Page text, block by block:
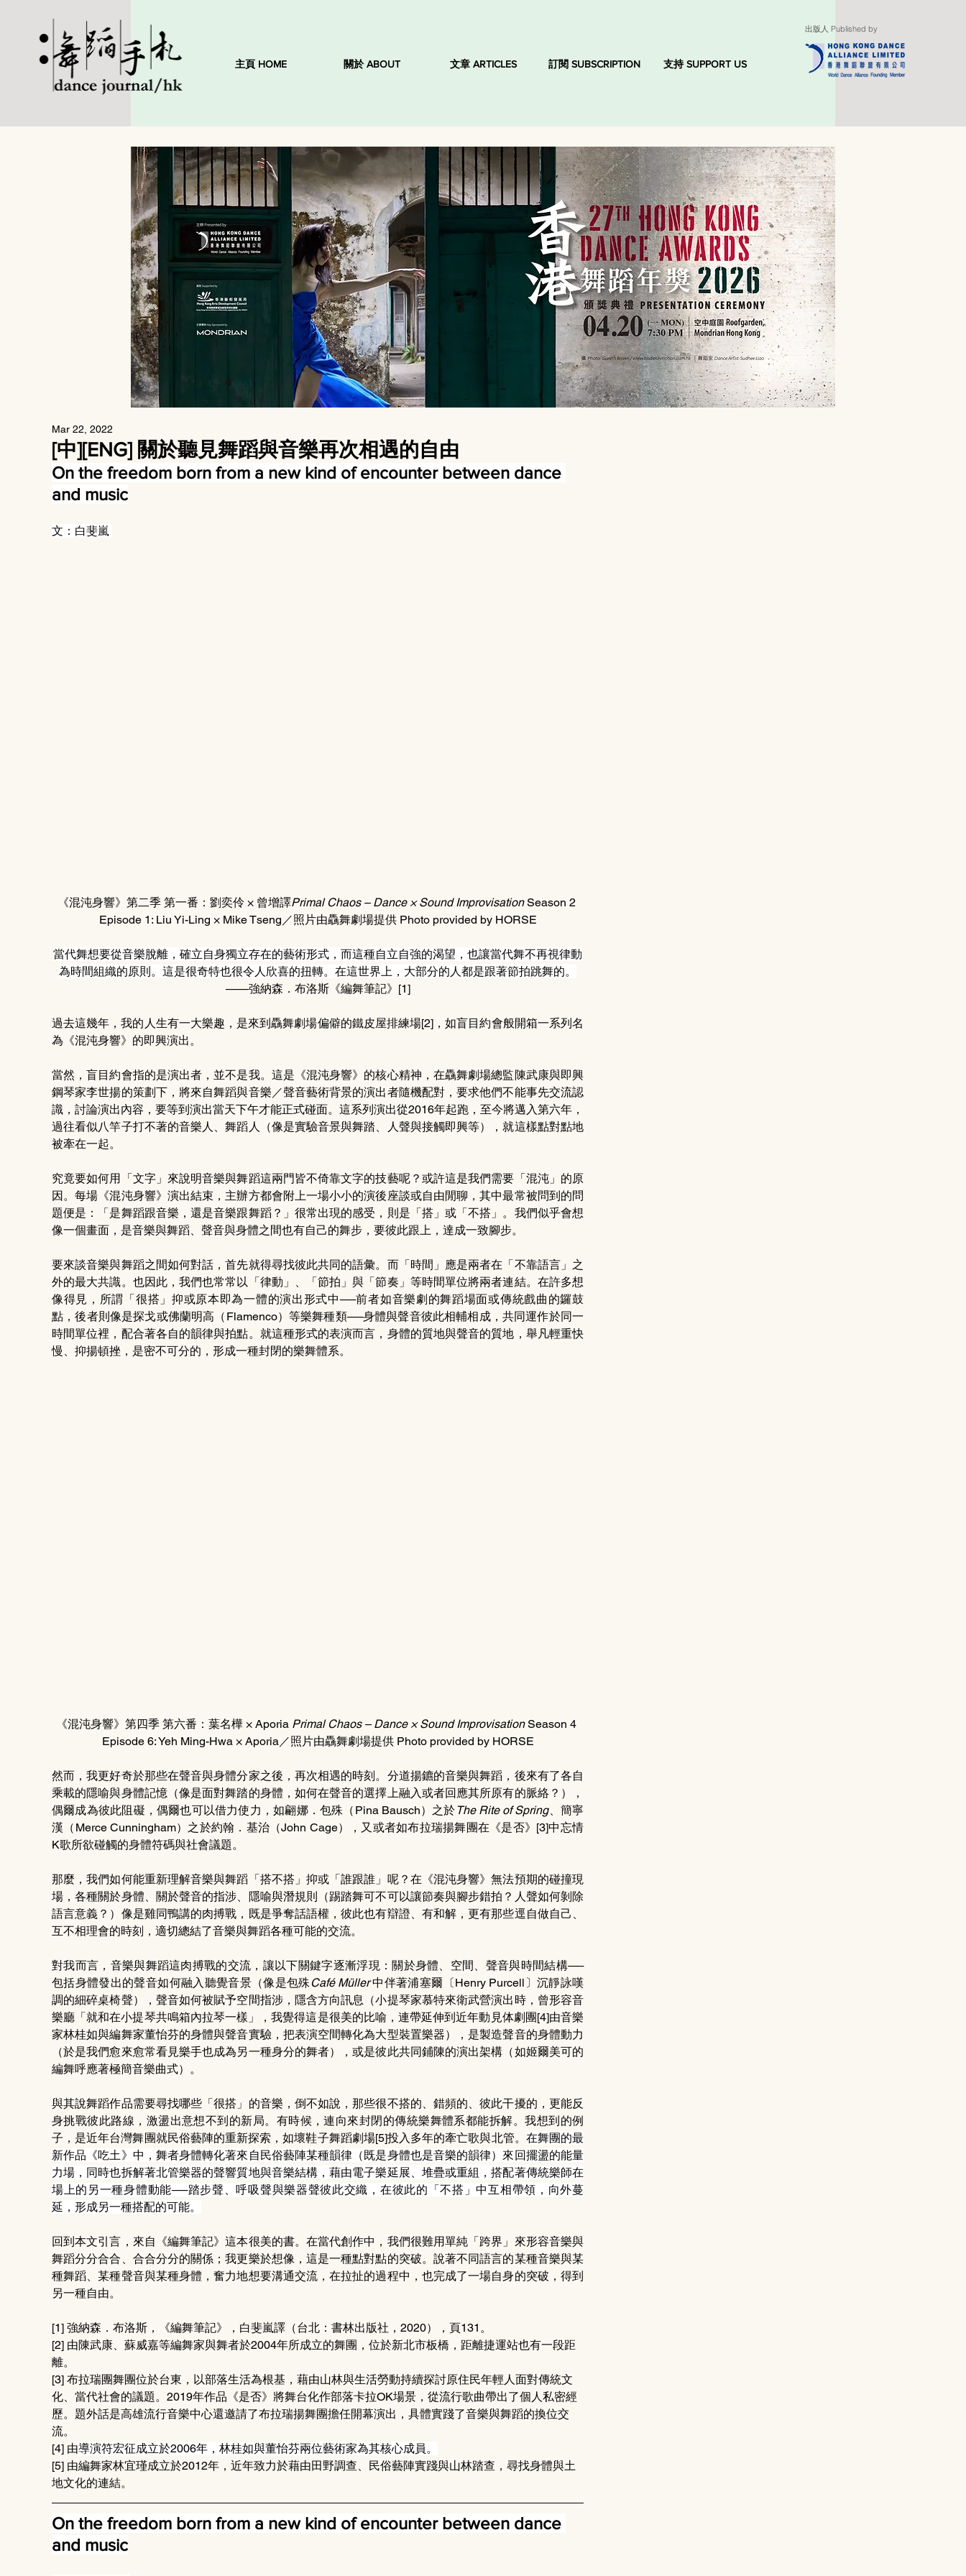
主頁 HOME 關於 ABOUT 文章 ARTICLES 訂閱 SUBSCRIPTION 支持 SUPPORT US
出版人 Published by
[中][ENG] 關於聽見舞蹈與音樂再次相遇的自由
Mar 22, 2022
On the freedom born from a new kind of encounter between dance
and music
文：白斐嵐
《混沌身響》第二季 第一番：劉奕伶 × 曾增譯Primal Chaos – Dance × Sound Improvisation Season 2
Episode 1: Liu Yi-Ling × Mike Tseng／照片由驫舞劇場提供 Photo provided by HORSE
當代舞想要從音樂脫離，確立自身獨立存在的藝術形式，而這種自立自強的渴望，也讓當代舞不再視律動
為時間組織的原則。這是很奇特也很令人欣喜的扭轉。在這世界上，大部分的人都是跟著節拍跳舞的。
——強納森．布洛斯《編舞筆記》[1]
過去這幾年，我的人生有一大樂趣，是來到驫舞劇場偏僻的鐵皮屋排練場[2]，如盲目約會般開箱一系列名
為《混沌身響》的即興演出。
當然，盲目約會指的是演出者，並不是我。這是《混沌身響》的核心精神，在驫舞劇場總監陳武康與即興
鋼琴家李世揚的策劃下，將來自舞蹈與音樂／聲音藝術背景的演出者隨機配對，要求他們不能事先交流認
識，討論演出內容，要等到演出當天下午才能正式碰面。這系列演出從2016年起跑，至今將邁入第六年，
過往看似八竿子打不著的音樂人、舞蹈人（像是實驗音景與舞踏、人聲與接觸即興等），就這樣點對點地
被牽在一起。
究竟要如何用「文字」來說明音樂與舞蹈這兩門皆不倚靠文字的技藝呢？或許這是我們需要「混沌」的原
因。每場《混沌身響》演出結束，主辦方都會附上一場小小的演後座談或自由閒聊，其中最常被問到的問
題便是：「是舞蹈跟音樂，還是音樂跟舞蹈？」很常出現的感受，則是「搭」或「不搭」。我們似乎會想
像一個畫面，是音樂與舞蹈、聲音與身體之間也有自己的舞步，要彼此跟上，達成一致腳步。
要來談音樂與舞蹈之間如何對話，首先就得尋找彼此共同的語彙。而「時間」應是兩者在「不靠語言」之
外的最大共識。也因此，我們也常常以「律動」、「節拍」與「節奏」等時間單位將兩者連結。在許多想
像得見，所謂「很搭」抑或原本即為一體的演出形式中──前者如音樂劇的舞蹈場面或傳統戲曲的鑼鼓
點，後者則像是探戈或佛蘭明高（Flamenco）等樂舞種類──身體與聲音彼此相輔相成，共同運作於同一
時間單位裡，配合著各自的韻律與拍點。就這種形式的表演而言，身體的質地與聲音的質地，舉凡輕重快
慢、抑揚頓挫，是密不可分的，形成一種封閉的樂舞體系。
《混沌身響》第四季 第六番：葉名樺 × Aporia Primal Chaos – Dance × Sound Improvisation Season 4
Episode 6: Yeh Ming-Hwa × Aporia／照片由驫舞劇場提供 Photo provided by HORSE
然而，我更好奇於那些在聲音與身體分家之後，再次相遇的時刻。分道揚鑣的音樂與舞蹈，後來有了各自
乘載的隱喻與身體記憶（像是面對舞踏的身體，如何在聲音的選擇上融入或者回應其所原有的脈絡？），
偶爾成為彼此阻礙，偶爾也可以借力使力，如翩娜．包殊（Pina Bausch）之於The Rite of Spring、簡寧
漢（Merce Cunningham）之於約翰．基治（John Cage），又或者如布拉瑞揚舞團在《是否》[3]中忘情
K歌所欲碰觸的身體符碼與社會議題。
那麼，我們如何能重新理解音樂與舞蹈「搭不搭」抑或「誰跟誰」呢？在《混沌身響》無法預期的碰撞現
場，各種關於身體、關於聲音的指涉、隱喻與潛規則（踢踏舞可不可以讓節奏與腳步錯拍？人聲如何剝除
語言意義？）像是雞同鴨講的肉搏戰，既是爭奪話語權，彼此也有辯證、有和解，更有那些逕自做自己、
互不相理會的時刻，適切總結了音樂與舞蹈各種可能的交流。
對我而言，音樂與舞蹈這肉搏戰的交流，讓以下關鍵字逐漸浮現：關於身體、空間、聲音與時間結構──
包括身體發出的聲音如何融入聽覺音景（像是包殊Café Müller 中伴著浦塞爾〔Henry Purcell〕沉靜詠嘆
調的細碎桌椅聲），聲音如何被賦予空間指涉，隱含方向訊息（小提琴家慕特來衛武營演出時，曾形容音
樂廳「就和在小提琴共鳴箱內拉琴一樣」，我覺得這是很美的比喻，連帶延伸到近年動見体劇團[4]由音樂
家林桂如與編舞家董怡芬的身體與聲音實驗，把表演空間轉化為大型裝置樂器），是製造聲音的身體動力
（於是我們愈來愈常看見樂手也成為另一種身分的舞者），或是彼此共同鋪陳的演出架構（如姬爾美可的
編舞呼應著極簡音樂曲式）。
與其說舞蹈作品需要尋找哪些「很搭」的音樂，倒不如說，那些很不搭的、錯頻的、彼此干擾的，更能反
身挑戰彼此路線，激盪出意想不到的新局。有時候，連向來封閉的傳統樂舞體系都能拆解。我想到的例
子，是近年台灣舞團就民俗藝陣的重新探索，如壞鞋子舞蹈劇場[5]投入多年的牽亡歌與北管。 在舞團的最
新作品《吃土》中，舞者身體轉化著來自民俗藝陣某種韻律（既是身體也是音樂的韻律）來回擺盪的能量
力場，同時也拆解著北管樂器的聲響質地與音樂結構，藉由電子樂延展、堆疊或重組，搭配著傳統樂師在
場上的另一種身體動能──踏步聲、呼吸聲與樂器聲彼此交織，在彼此的「不搭」中互相帶領，向外蔓
延，形成另一種搭配的可能。
回到本文引言，來自《編舞筆記》這本很美的書。在當代創作中，我們很難用單純「跨界」來形容音樂與
舞蹈分分合合、合合分分的關係；我更樂於想像，這是一種點對點的突破。說著不同語言的某種音樂與某
種舞蹈、某種聲音與某種身體，奮力地想要溝通交流，在拉扯的過程中，也完成了一場自身的突破，得到
另一種自由。
[1] 強納森．布洛斯，《編舞筆記》，白斐嵐譯（台北：書林出版社，2020），頁131。
[2] 由陳武康、蘇威嘉等編舞家與舞者於2004年所成立的舞團，位於新北市板橋，距離捷運站也有一段距
離。
[3] 布拉瑞團舞團位於台東，以部落生活為根基，藉由山林與生活勞動持續探討原住民年輕人面對傳統文
化、當代社會的議題。2019年作品《是否》將舞台化作部落卡拉OK場景，從流行歌曲帶出了個人私密經
歷。題外話是高雄流行音樂中心還邀請了布拉瑞揚舞團擔任開幕演出，具體實踐了音樂與舞蹈的換位交
流。
[4] 由導演符宏征成立於2006年，林桂如與董怡芬兩位藝術家為其核心成員。
[5] 由編舞家林宜瑾成立於2012年，近年致力於藉由田野調查、民俗藝陣實踐與山林踏查，尋找身體與土
地文化的連結。
On the freedom born from a new kind of encounter between dance
and music